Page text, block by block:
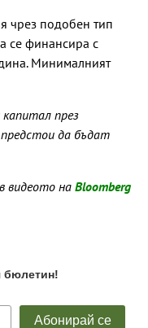
чрез подобен тип
се финансира с
Минималният
през
предстои да бъдат
видеото на Bloomberg